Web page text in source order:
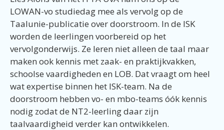
LOWAN-vo studiedag mee als vervolg op de
Taalunie-publicatie over doorstroom. In de ISK
worden de leerlingen voorbereid op het
vervolgonderwijs. Ze leren niet alleen de taal maar
maken ook kennis met zaak- en praktijkvakken,
schoolse vaardigheden en LOB. Dat vraagt om heel
wat expertise binnen het ISK-team. Na de
doorstroom hebben vo- en mbo-teams óók kennis
nodig zodat de NT2-leerling daar zijn
taalvaardigheid verder kan ontwikkelen.